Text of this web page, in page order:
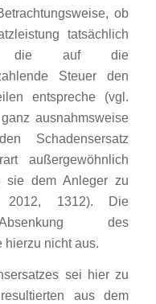
ob
tatsächlich
die auf die
Steuer den
entspreche (vgl.
ausnahmsweise
Schadensersatz
außergewöhnlich
sie dem Anleger zu
2012, 1312). Die
Absenkung des
hierzu nicht aus.
sei hier zu
aus dem